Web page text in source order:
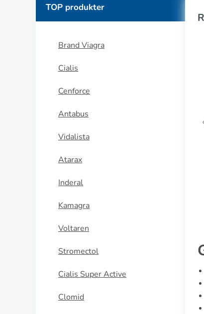
TOP produkter
Brand Viagra
Cialis
Cenforce
Antabus
Vidalista
Atarax
Inderal
Kamagra
Voltaren
Stromectol
Cialis Super Active
Clomid